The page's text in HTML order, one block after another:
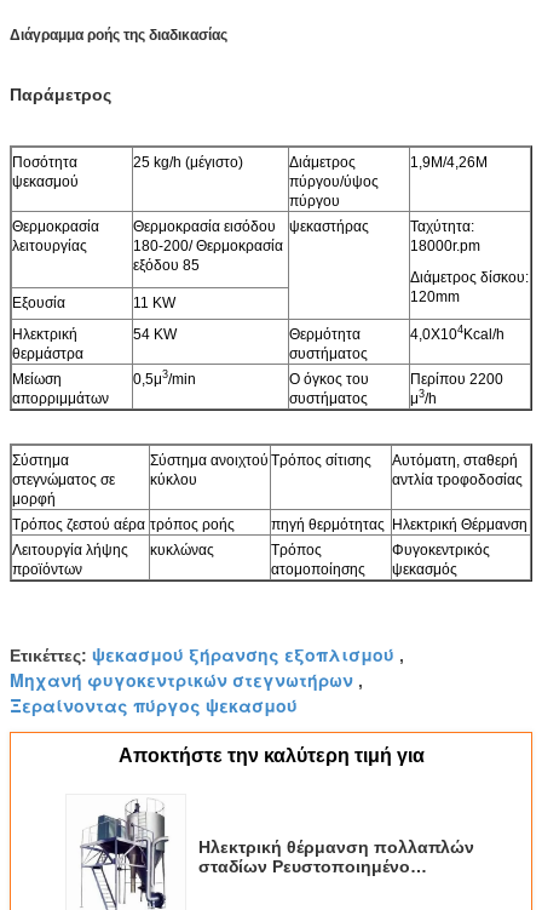
Διάγραμμα ροής της διαδικασίας
Παράμετρος
Ποσότητα
ψεκασμού
25 kg/h (μέγιστο)
Διάμετρος
πύργου/ύψος
πύργου
1,9M/4,26M
Θερμοκρασία
λειτουργίας
Θερμοκρασία εισόδου
180-200/ Θερμοκρασία
εξόδου 85
ψεκαστήρας
Ταχύτητα:
18000r.pm
Διάμετρος δίσκου:
120mm
Εξουσία
11 KW
Ηλεκτρική
θερμάστρα
54 KW
Θερμότητα
συστήματος
4,0Χ104Kcal/h
Μείωση
απορριμμάτων
0,5μ3/min
Ο όγκος του
συστήματος
Περίπου 2200
μ3/h
Σύστημα
στεγνώματος σε
μορφή
Σύστημα ανοιχτού
κύκλου
Τρόπος σίτισης
Αυτόματη, σταθερή
αντλία τροφοδοσίας
Τρόπος ζεστού αέρα τρόπος ροής πηγή θερμότητας Ηλεκτρική Θέρμανση
Λειτουργία λήψης
προϊόντων
κυκλώνας
Τρόπος
ατομοποίησης
Φυγοκεντρικός
ψεκασμός
Ετικέττες: ψεκασμού ξήρανσης εξοπλισμού ,
Μηχανή φυγοκεντρικών στεγνωτήρων ,
Ξεραίνοντας πύργος ψεκασμού
Αποκτήστε την καλύτερη τιμή για
Ηλεκτρική θέρμανση πολλαπλών
σταδίων Ρευστοποιημένο